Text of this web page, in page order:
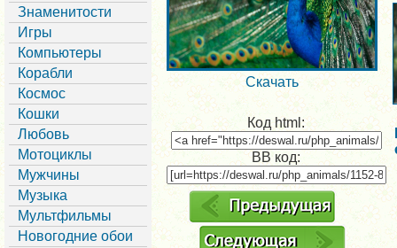
Знаменитости
Игры
Компьютеры
Корабли
Космос
Кошки
Любовь
Мотоциклы
Мужчины
Музыка
Мультфильмы
Новогодние обои
Скачать
Код html:
BB код: